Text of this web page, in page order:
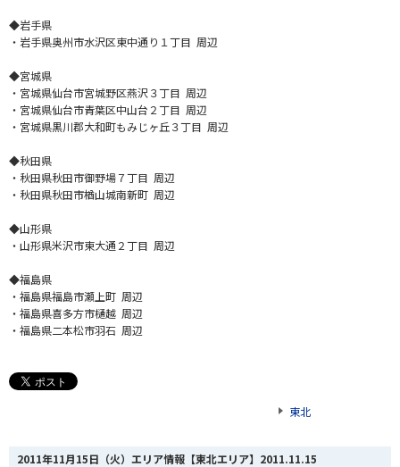
◆岩手県
・岩手県奥州市水沢区東中通り１丁目 周辺
◆宮城県
・宮城県仙台市宮城野区燕沢３丁目 周辺
・宮城県仙台市青葉区中山台２丁目 周辺
・宮城県黒川郡大和町もみじヶ丘３丁目 周辺
◆秋田県
・秋田県秋田市御野場７丁目 周辺
・秋田県秋田市楢山城南新町 周辺
◆山形県
・山形県米沢市東大通２丁目 周辺
◆福島県
・福島県福島市瀬上町 周辺
・福島県喜多方市樋越 周辺
・福島県二本松市羽石 周辺
東北
2011年11月15日（火）エリア情報【東北エリア】 2011.11.15